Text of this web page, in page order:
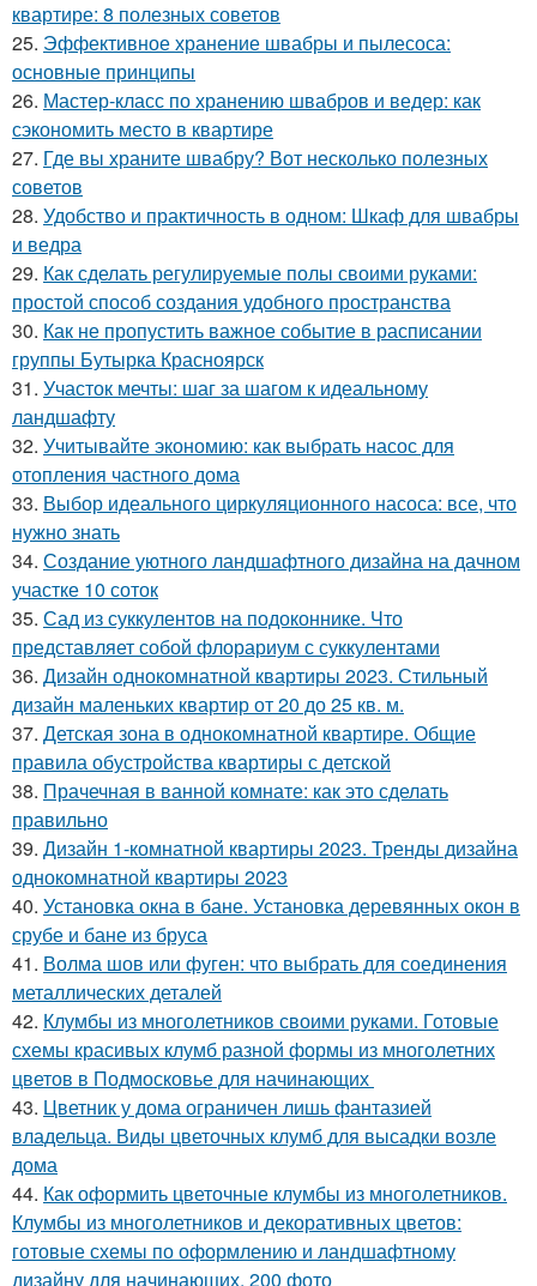
квартире: 8 полезных советов
25. Эффективное хранение швабры и пылесоса:
основные принципы
26. Мастер-класс по хранению швабров и ведер: как
сэкономить место в квартире
27. Где вы храните швабру? Вот несколько полезных
советов
28. Удобство и практичность в одном: Шкаф для швабры
и ведра
29. Как сделать регулируемые полы своими руками:
простой способ создания удобного пространства
30. Как не пропустить важное событие в расписании
группы Бутырка Красноярск
31. Участок мечты: шаг за шагом к идеальному
ландшафту
32. Учитывайте экономию: как выбрать насос для
отопления частного дома
33. Выбор идеального циркуляционного насоса: все, что
нужно знать
34. Создание уютного ландшафтного дизайна на дачном
участке 10 соток
35. Сад из суккулентов на подоконнике. Что
представляет собой флорариум с суккулентами
36. Дизайн однокомнатной квартиры 2023. Стильный
дизайн маленьких квартир от 20 до 25 кв. м.
37. Детская зона в однокомнатной квартире. Общие
правила обустройства квартиры с детской
38. Прачечная в ванной комнате: как это сделать
правильно
39. Дизайн 1-комнатной квартиры 2023. Тренды дизайна
однокомнатной квартиры 2023
40. Установка окна в бане. Установка деревянных окон в
срубе и бане из бруса
41. Волма шов или фуген: что выбрать для соединения
металлических деталей
42. Клумбы из многолетников своими руками. Готовые
схемы красивых клумб разной формы из многолетних
цветов в Подмосковье для начинающих
43. Цветник у дома ограничен лишь фантазией
владельца. Виды цветочных клумб для высадки возле
дома
44. Как оформить цветочные клумбы из многолетников.
Клумбы из многолетников и декоративных цветов:
готовые схемы по оформлению и ландшафтному
дизайну для начинающих, 200 фото